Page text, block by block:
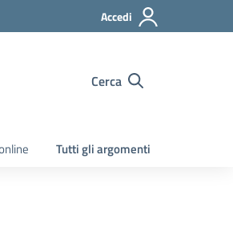
Accedi
Cerca
Tutti gli argomenti